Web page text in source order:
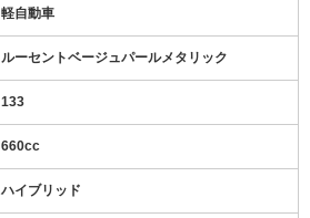
軽自動車
ルーセントベージュパールメタリック
133
660cc
ハイブリッド